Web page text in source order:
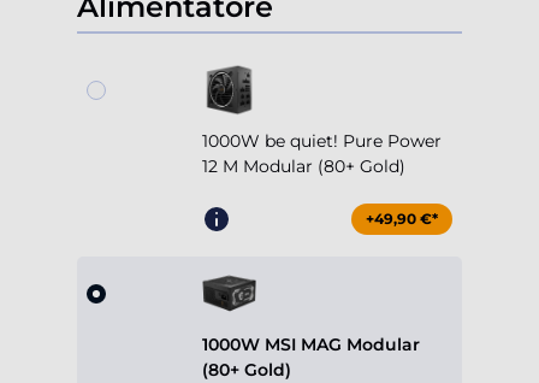
Alimentatore
1000W be quiet! Pure Power
12 M Modular (80+ Gold)
+49,90 €*
1000W MSI MAG Modular
(80+ Gold)